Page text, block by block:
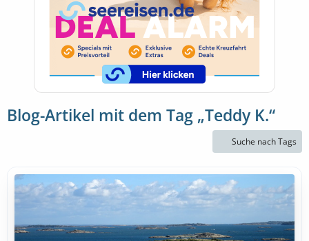
Blog-Artikel mit dem Tag „Teddy K.“
Suche nach Tags